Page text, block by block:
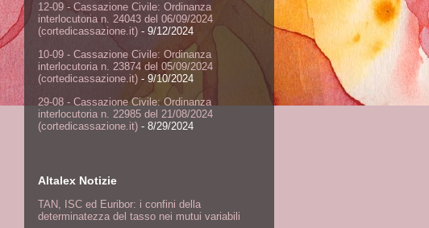
12-09 - Cassazione Civile: Ordinanza
interlocutoria n. 24043 del 06/09/2024
(cortedicassazione.it) - 9/12/2024
10-09 - Cassazione Civile: Ordinanza
interlocutoria n. 23874 del 05/09/2024
(cortedicassazione.it) - 9/10/2024
29-08 - Cassazione Civile: Ordinanza
interlocutoria n. 22985 del 21/08/2024
(cortedicassazione.it) - 8/29/2024
Altalex Notizie
TAN, ISC ed Euribor: i confini della
determinatezza del tasso nei mutui variabili